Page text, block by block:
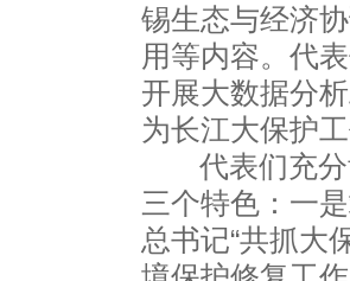
锡生态与经济
用等内容。代
开展大数据分
为长江大保护
代表们充分
三个特色：一
总书记“共抓大